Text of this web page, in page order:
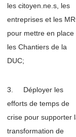
les citoyen.ne.s, les
entreprises et les
pour mettre en place
les Chantiers de la
DUC;
3. Déployer les
efforts de temps de
crise pour supporter
transformation de